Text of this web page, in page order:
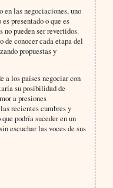
las negociaciones, uno
presentado o que es
no pueden ser revertidos.
conocer cada etapa del
propuestas y
a los países negociar con
su posibilidad de
a presiones
recientes cumbres y
podría suceder en un
escuchar las voces de sus